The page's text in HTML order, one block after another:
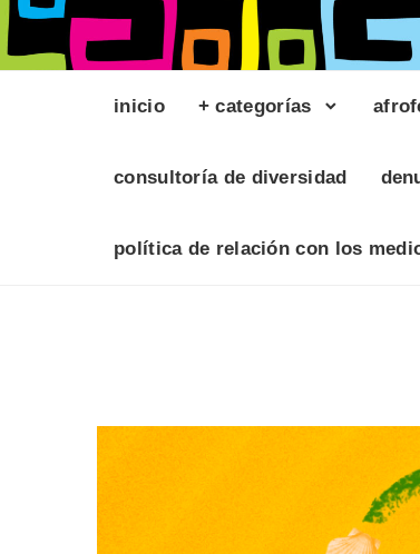
inicio + categorías
consultoría de diversidad
política de relación con los